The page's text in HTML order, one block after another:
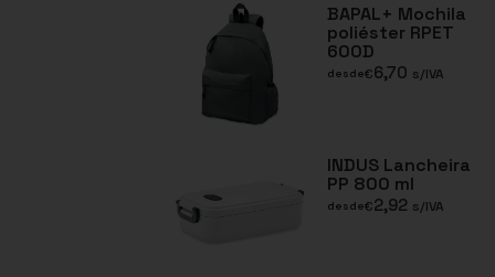
BAPAL+ Mochila
poliéster RPET
600D
desde€6,70 s/IVA
INDUS Lancheira
PP 800 ml
desde€2,92 s/IVA